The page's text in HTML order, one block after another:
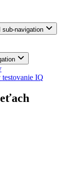
sub-navigation
IQ